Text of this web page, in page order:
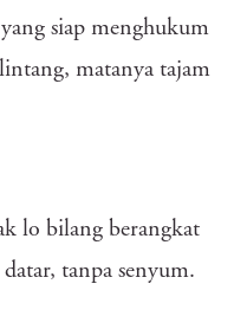
siap menghukum
matanya tajam
lo bilang berangkat
tanpa senyum.